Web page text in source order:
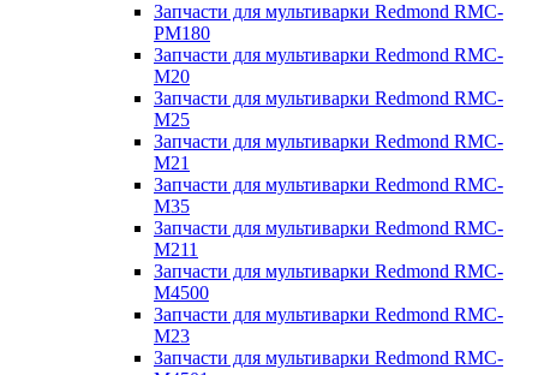
Запчасти для мультиварки Redmond RMC-
PM180
Запчасти для мультиварки Redmond RMC-
M20
Запчасти для мультиварки Redmond RMC-
M25
Запчасти для мультиварки Redmond RMC-
M21
Запчасти для мультиварки Redmond RMC-
M35
Запчасти для мультиварки Redmond RMC-
M211
Запчасти для мультиварки Redmond RMC-
M4500
Запчасти для мультиварки Redmond RMC-
M23
Запчасти для мультиварки Redmond RMC-